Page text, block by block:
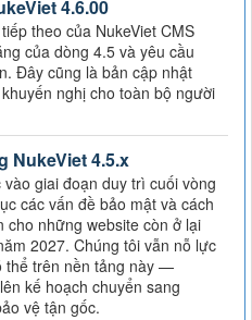
4.6.00
theo của NukeViet CMS
của dòng 4.5 và yêu cầu
Đây cũng là bản cập nhật
nghị cho toàn bộ người
NukeViet 4.5.x
giai đoạn duy trì cuối vòng
các vấn đề bảo mật và cách
những website còn ở lại
2027. Chúng tôi vẫn nỗ lực
thể trên nền tảng này —
kế hoạch chuyển sang
vệ tận gốc.